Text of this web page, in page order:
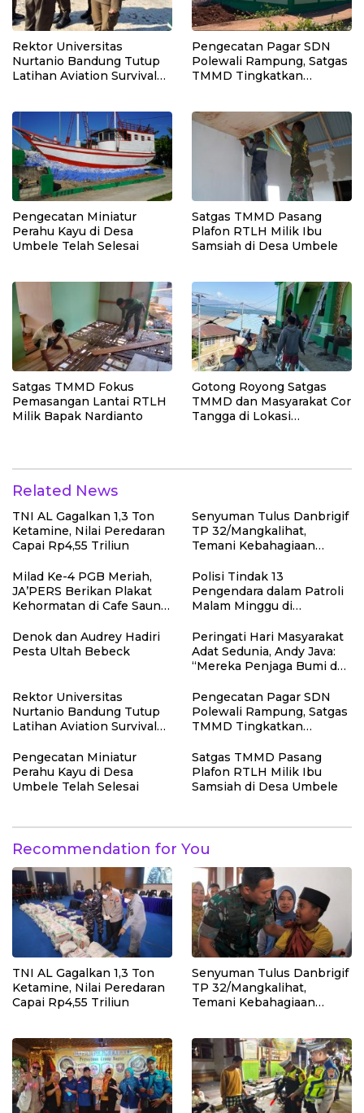
Rektor Universitas
Nurtanio Bandung Tutup
Latihan Aviation Survival
Pengecatan Pagar SDN
Polewali Rampung, Satgas
TMMD Tingkatkan
Pengecatan Miniatur
Perahu Kayu di Desa
Umbele Telah Selesai
Satgas TMMD Pasang
Plafon RTLH Milik Ibu
Samsiah di Desa Umbele
Satgas TMMD Fokus
Pemasangan Lantai RTLH
Milik Bapak Nardianto
Gotong Royong Satgas
TMMD dan Masyarakat Cor
Tangga di Lokasi
Related News
TNI AL Gagalkan 1,3 Ton
Ketamine, Nilai Peredaran
Capai Rp4,55 Triliun
Senyuman Tulus Danbrigif
TP 32/Mangkalihat,
Temani Kebahagiaan
Massal
Milad Ke-4 PGB Meriah,
JA’PERS Berikan Plakat
Kehormatan di Cafe Saung
Polisi Tindak 13
Pengendara dalam Patroli
Malam Minggu di
Knalpot Brong
Denok dan Audrey Hadiri
Pesta Ultah Bebeck
Peringati Hari Masyarakat
Adat Sedunia, Andy Java:
“Mereka Penjaga Bumi dan
Rektor Universitas
Nurtanio Bandung Tutup
Latihan Aviation Survival
Teknik
Pengecatan Pagar SDN
Polewali Rampung, Satgas
TMMD Tingkatkan
Pengecatan Miniatur
Perahu Kayu di Desa
Umbele Telah Selesai
Satgas TMMD Pasang
Plafon RTLH Milik Ibu
Samsiah di Desa Umbele
Recommendation for You
TNI AL Gagalkan 1,3 Ton
Ketamine, Nilai Peredaran
Capai Rp4,55 Triliun
Senyuman Tulus Danbrigif
TP 32/Mangkalihat,
Temani Kebahagiaan